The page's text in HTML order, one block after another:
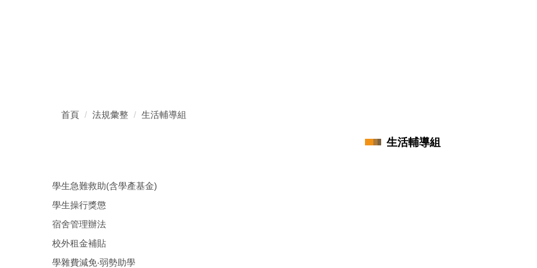
首頁 法規彙整 生活輔導組
生活輔導組
學生急難救助(含學產基金)
學生操行獎懲
宿舍管理辦法
校外租金補貼
學雜費減免‧弱勢助學